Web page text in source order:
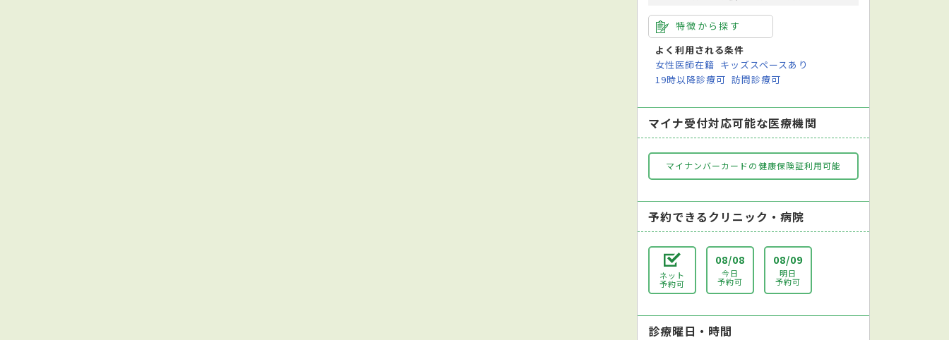
特徴から探す
よく利用される条件
女性医師在籍 キッズスペースあり
19時以降診療可 訪問診療可
マイナ受付対応可能な医療機関
マイナンバーカードの健康保険証利用可能
予約できるクリニック・病院
ネット
予約可
08/08
今日
予約可
08/09
明日
予約可
診療曜日・時間